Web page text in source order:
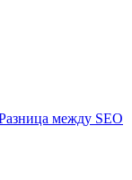
между SEO